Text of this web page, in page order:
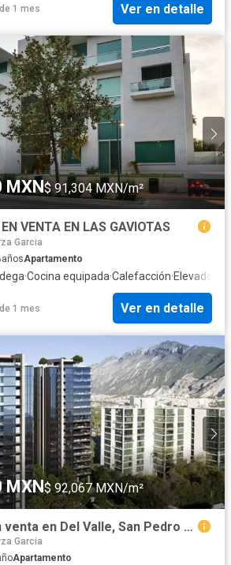
1 mes Ver en detalle
MXN$ 91,304 MXN/m²
VENTA EN LAS GAVIOTAS
Garcia
Apartamento
·Cocina equipada·Calefacción·Elevador
1 mes Ver en detalle
MXN$ 92,067 MXN/m²
Departamento en venta en Del Valle, San Pedro Garza García, Nuevo León
Garcia
Apartamento